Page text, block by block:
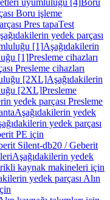
uyumluluğu [4]Boru
Boru işleme
Pres tapaTest
yedek parçası
[1]Aşağıdakilerin
[1]Presleme cihazları
Presleme cihazları
[2XL]Aşağıdakilerin
[2XL]Presleme
yedek parçası Presleme
Aşağıdakilerin yedek
yedek parçası
PE için
Silent-db20 / Geberit
Aşağıdakilerin yedek
kaynak makineleri için
yedek parçası Alın